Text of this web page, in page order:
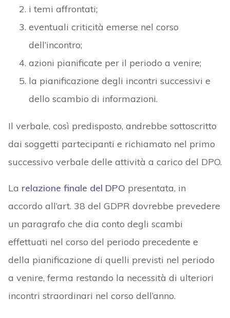
i temi affrontati;
eventuali criticità emerse nel corso
dell’incontro;
azioni pianificate per il periodo a venire;
la pianificazione degli incontri successivi e
dello scambio di informazioni.
Il verbale, così predisposto, andrebbe sottoscritto
dai soggetti partecipanti e richiamato nel primo
successivo verbale delle attività a carico del DPO.
La relazione finale del DPO presentata, in
accordo all’art. 38 del GDPR dovrebbe prevedere
un paragrafo che dia conto degli scambi
effettuati nel corso del periodo precedente e
della pianificazione di quelli previsti nel periodo
a venire, ferma restando la necessità di ulteriori
incontri straordinari nel corso dell’anno.